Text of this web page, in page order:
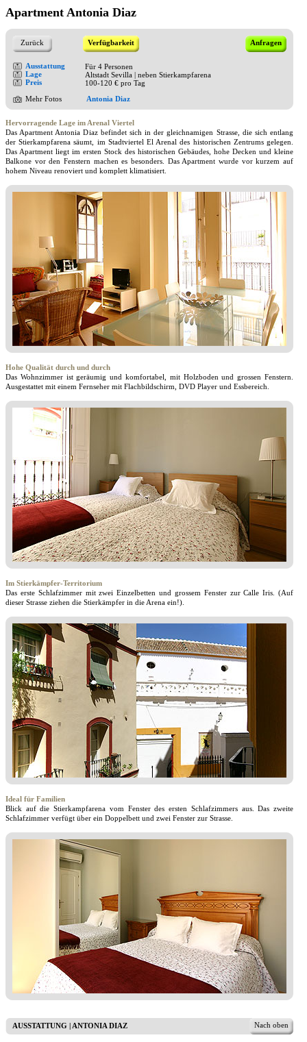
Apartment Antonia Diaz
Zurück Verfügbarkeit Anfragen
Ausstattung Für 4 Personen
Lage Altstadt Sevilla | neben Stierkampfarena
Preis 100-120 € pro Tag
Mehr Fotos Antonia Diaz
Hervorragende Lage im Arenal Viertel
Das Apartment Antonia Diaz befindet sich in der gleichnamigen Strasse, die sich entlang
der Stierkampfarena säumt, im Stadtviertel El Arenal des historischen Zentrums gelegen.
Das Apartment liegt im ersten Stock des historischen Gebäudes, hohe Decken und kleine
Balkone vor den Fenstern machen es besonders. Das Apartment wurde vor kurzem auf
hohem Niveau renoviert und komplett klimatisiert.
Hohe Qualität durch und durch
Das Wohnzimmer ist geräumig und komfortabel, mit Holzboden und grossen Fenstern.
Ausgestattet mit einem Fernseher mit Flachbildschirm, DVD Player und Essbereich.
Im Stierkämpfer-Territorium
Das erste Schlafzimmer mit zwei Einzelbetten und grossem Fenster zur Calle Iris. (Auf
dieser Strasse ziehen die Stierkämpfer in die Arena ein!).
Ideal für Familien
Blick auf die Stierkampfarena vom Fenster des ersten Schlafzimmers aus. Das zweite
Schlafzimmer verfügt über ein Doppelbett und zwei Fenster zur Strasse.
Nach oben
AUSSTATTUNG | ANTONIA DIAZ